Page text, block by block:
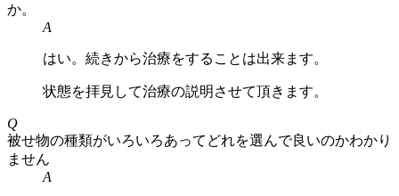
か。
A
はい。続きから治療をすることは出来ます。
状態を拝見して治療の説明させて頂きます。
Q
被せ物の種類がいろいろあってどれを選んで良いのかわかり
ません
A